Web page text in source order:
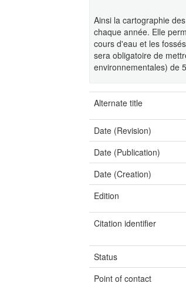
Ainsi la cartographie
chaque année. Elle
cours d'eau et les
sera obligatoire de
environnementales) de
Alternate title
Date (Revision)
Date (Publication)
Date (Creation)
Edition
Citation identifier
Status
Point of contact